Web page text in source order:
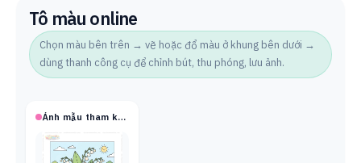
Tô màu online
Chọn màu bên trên → vẽ hoặc đổ màu ở khung bên dưới →
dùng thanh công cụ để chỉnh bút, thu phóng, lưu ảnh.
Ảnh mẫu tham khảo